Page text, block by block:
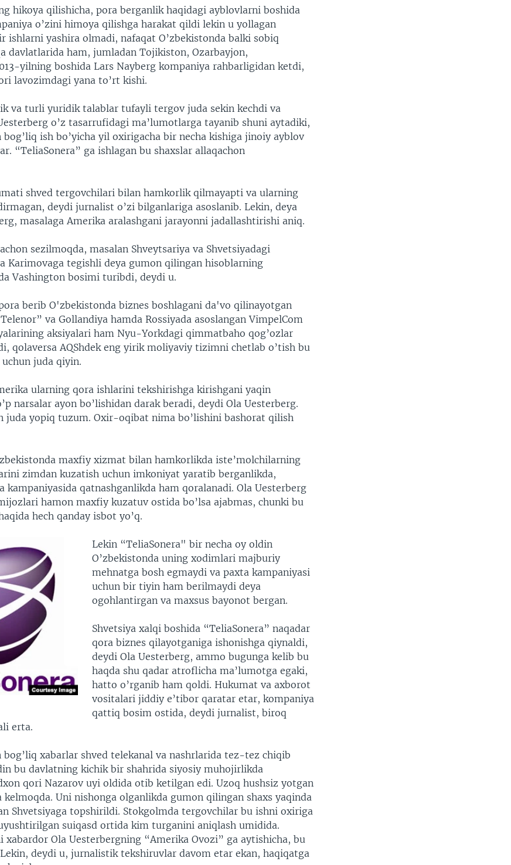
hikoya qilishicha, pora berganlik haqidagi ayblovlarni boshida
o’zini himoya qilishga harakat qildi lekin u yollagan
ishlarni yashira olmadi, nafaqat O’zbekistonda balki sobiq
davlatlarida ham, jumladan Tojikiston, Ozarbayjon,
yilning boshida Lars Nayberg kompaniya rahbarligidan ketdi,
lavozimdagi yana to’rt kishi.
va turli yuridik talablar tufayli tergov juda sekin kechdi va
o’z tasarrufidagi ma’lumotlarga tayanib shuni aytadiki,
bog’liq ish bo’yicha yil oxirigacha bir necha kishiga jinoiy ayblov
“TeliaSonera” ga ishlagan bu shaxslar allaqachon
shved tergovchilari bilan hamkorlik qilmayapti va ularning
deydi jurnalist o’zi bilganlariga asoslanib. Lekin, deya
masalaga Amerika aralashgani jarayonni jadallashtirishi aniq.
sezilmoqda, masalan Shveytsariya va Shvetsiyadagi
Karimovaga tegishli deya gumon qilingan hisoblarning
Vashington bosimi turibdi, deydi u.
berib O'zbekistonda biznes boshlagani da'vo qilinayotgan
va Gollandiya hamda Rossiyada asoslangan VimpelCom
aksiyalari ham Nyu-Yorkdagi qimmatbaho qog’ozlar
qolaversa AQShdek eng yirik moliyaviy tizimni chetlab o’tish bu
juda qiyin.
ularning qora ishlarini tekshirishga kirishgani yaqin
narsalar ayon bo’lishidan darak beradi, deydi Ola Uesterberg.
juda yopiq tuzum. Oxir-oqibat nima bo’lishini bashorat qilish
maxfiy xizmat bilan hamkorlikda iste’molchilarning
zimdan kuzatish uchun imkoniyat yaratib berganlikda,
kampaniyasida qatnashganlikda ham qoralanadi. Ola Uesterberg
hamon maxfiy kuzatuv ostida bo’lsa ajabmas, chunki bu
hech qanday isbot yo’q.
Lekin “TeliaSonera" bir necha oy oldin
O’zbekistonda uning xodimlari majburiy
mehnatga bosh egmaydi va paxta kampaniyasi
uchun bir tiyin ham berilmaydi deya
ogohlantirgan va maxsus bayonot bergan.
Shvetsiya xalqi boshida “TeliaSonera” naqadar
qora biznes qilayotganiga ishonishga qiynaldi,
deydi Ola Uesterberg, ammo bugunga kelib bu
haqda shu qadar atroflicha ma’lumotga egaki,
hatto o’rganib ham qoldi. Hukumat va axborot
vositalari jiddiy e’tibor qaratar etar, kompaniya
qattiq bosim ostida, deydi jurnalist, biroq
erta.
bog’liq xabarlar shved telekanal va nashrlarida tez-tez chiqib
bu davlatning kichik bir shahrida siyosiy muhojirlikda
qori Nazarov uyi oldida otib ketilgan edi. Uzoq hushsiz yotgan
kelmoqda. Uni nishonga olganlikda gumon qilingan shaxs yaqinda
Shvetsiyaga topshirildi. Stokgolmda tergovchilar bu ishni oxiriga
suiqasd ortida kim turganini aniqlash umidida.
xabardor Ola Uesterbergning “Amerika Ovozi” ga aytishicha, bu
deydi u, jurnalistik tekshiruvlar davom etar ekan, haqiqatga